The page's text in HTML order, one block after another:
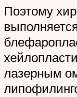
Поэтому
лазерным